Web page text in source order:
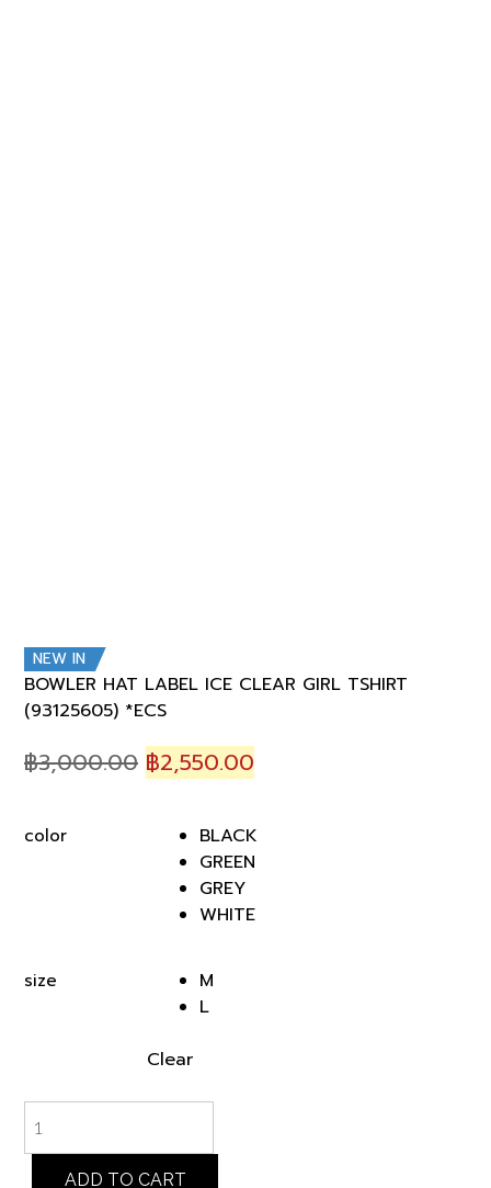
NEW IN
BOWLER HAT LABEL ICE CLEAR GIRL TSHIRT
(93125605) *ECS
฿3,000.00 Original
was:
฿3,000.00.
฿2,550.00
is:
฿2,550.00.
color
BLACK
GREEN
GREY
WHITE
size
M
L
Clear
HAT
LABEL
ADD TO CART